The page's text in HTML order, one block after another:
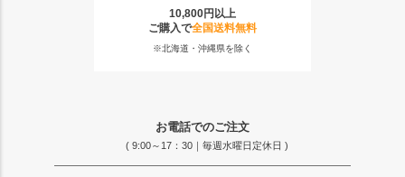
10,800円以上
ご購入で全国送料無料
※北海道・沖縄県を除く
お電話でのご注文
( 9:00～17：30｜毎週水曜日定休日 )